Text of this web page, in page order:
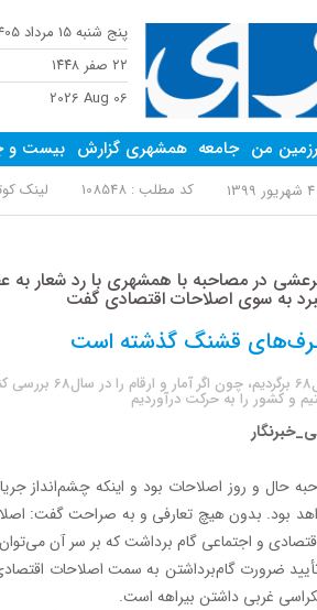
پنج شنبه 15 مرداد 1405
٢٢ صفر ١٤٤٨
2026 Aug 06
من جامعه همشهری گزارش بیست و
کد مطلب : 108548 لینک
در مصاحبه با همشهری با رد شعار به
به سوی اصلاحات اقتصادی گفت
قشنگ گذشته است
و کشور را به حرکت در‌آوردیم
حال و روز اصلاحات بود و اینکه چشم‌انداز
بود. بدون هیچ تعارفی و به صراحت گفت:
و اجتماعی گام برداشت که بر سر آن می‌توان
ضرورت گام‌برداشتن به سمت اصلاحات
غربی داشتن بیراهه است.